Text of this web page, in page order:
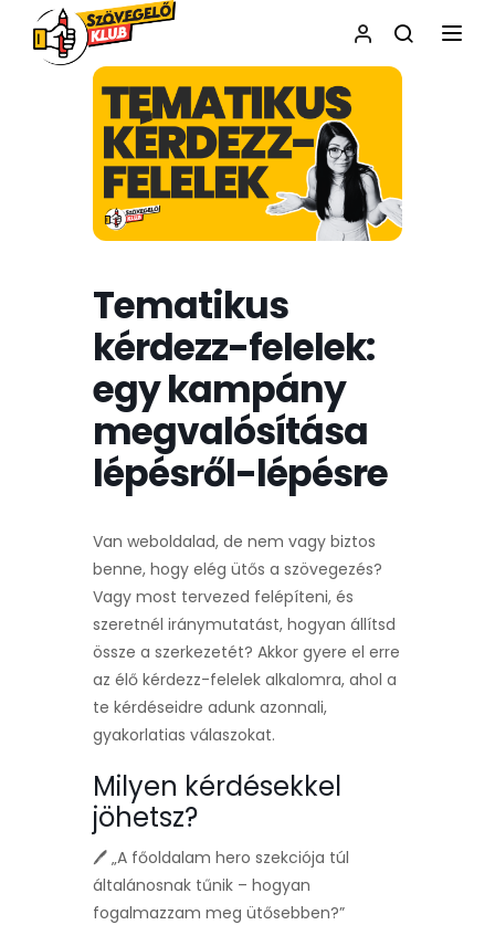
Tematikus
kérdezz-felelek:
egy kampány
megvalósítása
lépésről-lépésre
Van weboldalad, de nem vagy biztos
benne, hogy elég ütős a szövegezés?
Vagy most tervezed felépíteni, és
szeretnél iránymutatást, hogyan állítsd
össze a szerkezetét? Akkor gyere el erre
az élő kérdezz-felelek alkalomra, ahol a
te kérdéseidre adunk azonnali,
gyakorlatias válaszokat.
Milyen kérdésekkel
jöhetsz?
🖊️ „A főoldalam hero szekciója túl
általánosnak tűnik – hogyan
fogalmazzam meg ütősebben?”